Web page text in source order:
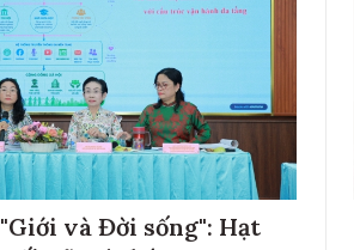
và Đời sống": Hạt